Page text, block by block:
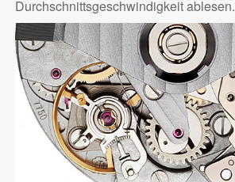
Durchschnittsgeschwindigkeit ablesen.